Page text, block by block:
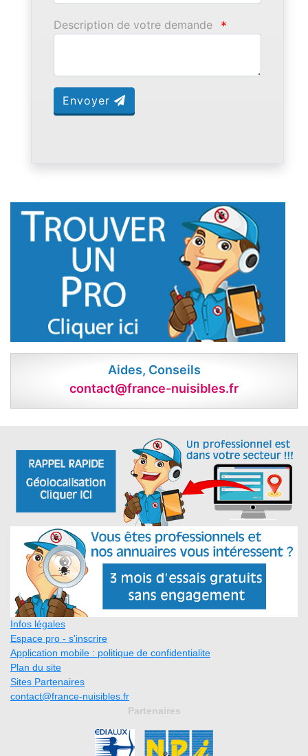
Description de votre demande *
Envoyer
Aides, Conseils
contact@france-nuisibles.fr
Infos légales
Espace pro - s'inscrire
Application mobile : politique de confidentialite
Plan du site
Sites Partenaires
contact@france-nuisibles.fr
Partenaires